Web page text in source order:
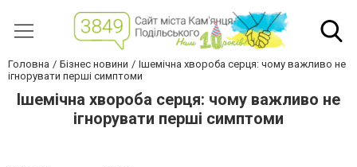
Головна Бізнес новини
Ішемічна хвороба серця: чому важливо не
ігнорувати перші симптоми
Ішемічна хвороба серця: чому важливо не
ігнорувати перші симптоми